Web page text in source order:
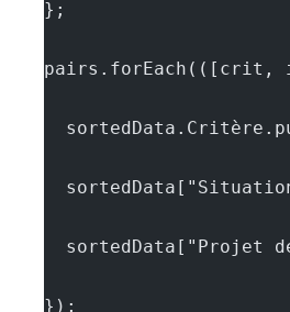
};
pairs.forEach(([crit,
sortedData["Projet
});